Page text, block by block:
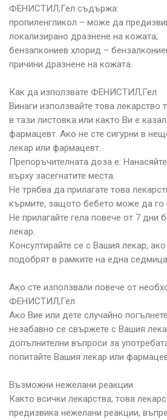
ФЕНИСТИЛ,Гел съдържа:
пропиленгликол – може да
локализирано дразнене на кожата;
бензапкониев хлорид –
причини дразнене на кожата.
Как да използвате ФЕНИСТИЛ,Гел
Винаги използвайте това лекарство
в тази листовка или както Ви е
фармацевт. Ако не сте сигурни в
лекар или фармацевт.
Препоръчителната доза е:
върху засегнатите места.
Не трябва да прилагате това
кърмите, защото бебето може да го
Не прилагайте гела повече от 7 дни
лекар.
Консултирайте се с Вашия лекар,
подобрят в рамките на една
Ако сте използвали повече от
ФЕНИСТИЛ,Гел
Ако Вие или дете случайно
незабавно се свържете с Вашия
допълнителни въпроси за
попитайте Вашия лекар или
Възможни нежелани реакции
Както всички лекарства, това
предизвика нежелани реакции,